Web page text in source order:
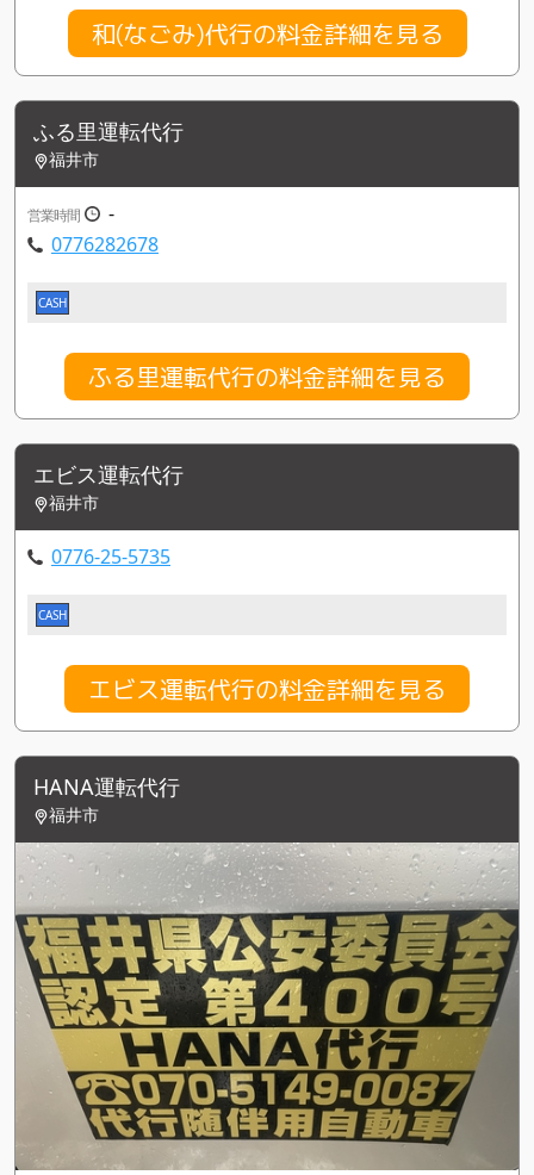
和(なごみ)代行の料金詳細を見る
ふる里運転代行
福井市
営業時間
-
0776282678
CASH
ふる里運転代行の料金詳細を見る
エビス運転代行
福井市
0776-25-5735
CASH
エビス運転代行の料金詳細を見る
HANA運転代行
福井市